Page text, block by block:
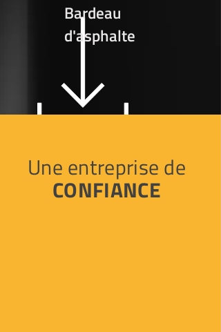
Bardeau
d'asphalte
Une entreprise de
CONFIANCE